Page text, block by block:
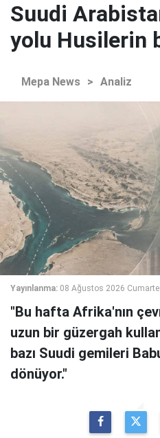
Suudi
yolu Husilerin
Mepa News > Analiz
Yayınlanma: 08 Ağustos 2026
"Bu hafta Afrika'nın
uzun bir güzergah
bazı Suudi gemileri
dönüyor."